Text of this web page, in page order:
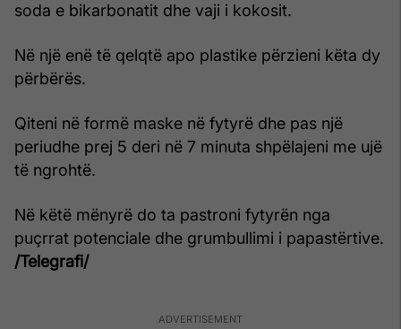
soda e bikarbonatit dhe vaji i kokosit.
Në një enë të qelqtë apo plastike përzieni këta dy
përbërës.
Qiteni në formë maske në fytyrë dhe pas një
periudhe prej 5 deri në 7 minuta shpëlajeni me ujë
të ngrohtë.
Në këtë mënyrë do ta pastroni fytyrën nga
puçrrat potenciale dhe grumbullimi i papastërtive.
/Telegrafi/